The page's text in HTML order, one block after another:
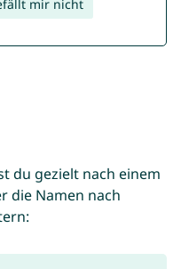
mir nicht
du gezielt nach einem
die Namen nach